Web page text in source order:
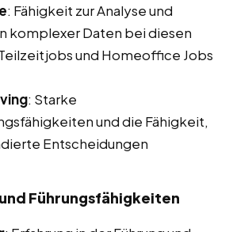
: Fähigkeit zur Analyse und
komplexer Daten bei diesen
und Homeoffice Jobs
: Starke
und die Fähigkeit,
Entscheidungen
Führungsfähigkeiten